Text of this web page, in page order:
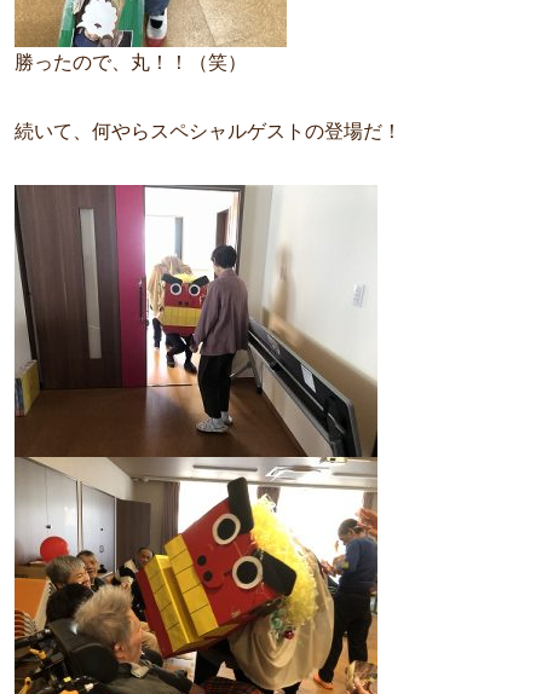
勝ったので、丸！！（笑）
続いて、何やらスペシャルゲストの登場だ！